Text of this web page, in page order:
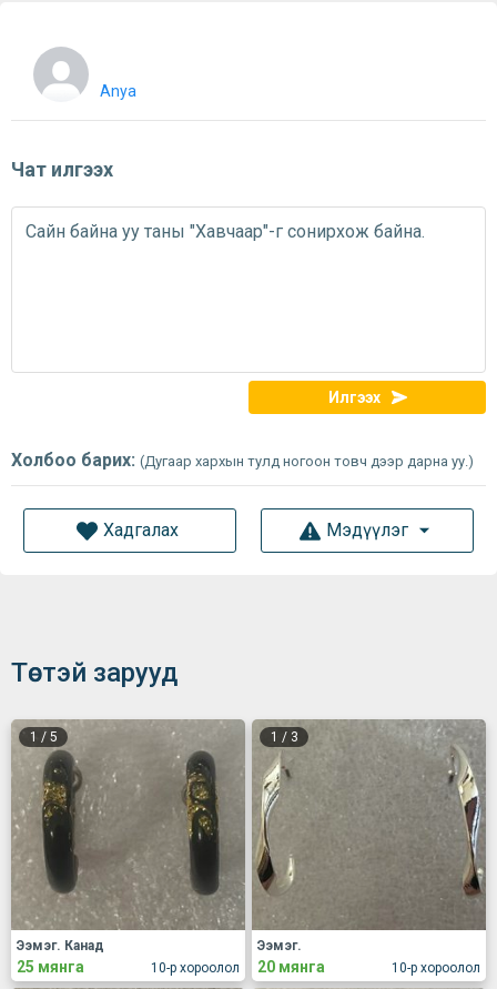
Anya
Чат илгээх
Илгээх
Холбоо барих: (Дугаар хархын тулд ногоон товч дээр дарна уу.)
Хадгалах Мэдүүлэг
Төстэй зарууд
1 / 5
10-р хороолол
Ээмэг. Канад
25 мянга
1 / 3
10-р хороолол
Ээмэг.
20 мянга